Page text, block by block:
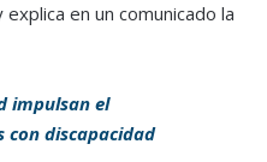
explica en un comunicado la
impulsan el
con discapacidad